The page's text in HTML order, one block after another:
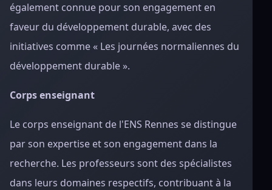
également connue pour son engagement en
faveur du développement durable, avec des
initiatives comme « Les journées normaliennes du
développement durable ».
Corps enseignant
Le corps enseignant de l'ENS Rennes se distingue
par son expertise et son engagement dans la
recherche. Les professeurs sont des spécialistes
dans leurs domaines respectifs, contribuant à la